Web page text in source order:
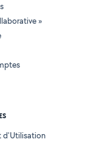
»
d'Utilisation